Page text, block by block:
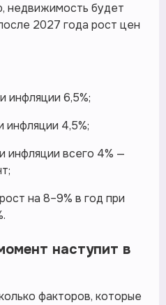
недвижимость будет
2027 года рост цен
инфляции 6,5%;
инфляции 4,5%;
инфляции всего 4% —
рост на 8–9% в год при
наступит в
факторов, которые